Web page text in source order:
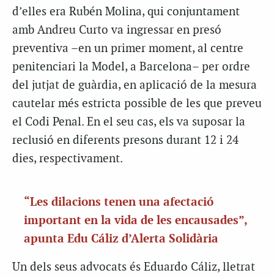
d’elles era Rubén Molina, qui conjuntament
amb Andreu Curto va ingressar en presó
preventiva –en un primer moment, al centre
penitenciari la Model, a Barcelona– per ordre
del jutjat de guàrdia, en aplicació de la mesura
cautelar més estricta possible de les que preveu
el Codi Penal. En el seu cas, els va suposar la
reclusió en diferents presons durant 12 i 24
dies, respectivament.
“Les dilacions tenen una afectació
important en la vida de les encausades”,
apunta Edu Cáliz d’Alerta Solidària
Un dels seus advocats és Eduardo Cáliz, lletrat